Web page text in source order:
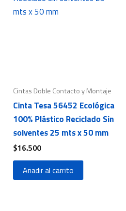
Cintas Doble Contacto y Montaje
Cinta Tesa 56452 Ecológica
100% Plástico Reciclado Sin
solventes 25 mts x 50 mm
$16.500
Añadir al carrito